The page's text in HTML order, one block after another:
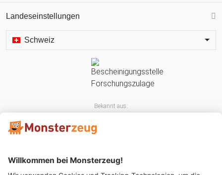
Landeseinstellungen
Schweiz
Bekannt aus: